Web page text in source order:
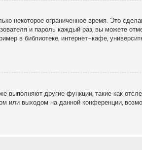
некоторое ограниченное время. Это
и пароль каждый раз, вы можете
в библиотеке, интернет-кафе,
выполняют другие функции, такие как
или выходом на данной конференции,